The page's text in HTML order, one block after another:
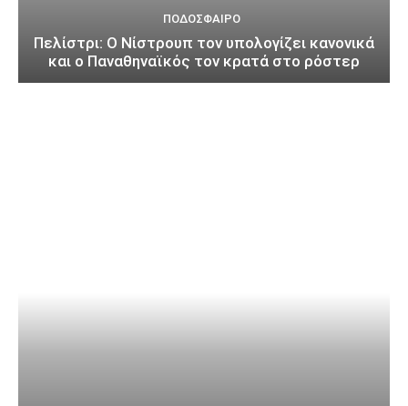
ΠΟΔΌΣΦΑΙΡΟ
Πελίστρι: Ο Νίστρουπ τον υπολογίζει κανονικά
και ο Παναθηναϊκός τον κρατά στο ρόστερ